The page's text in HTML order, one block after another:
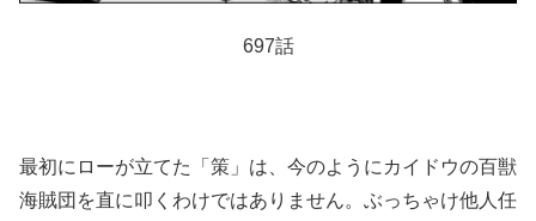
697話
最初にローが立てた「策」は、今のようにカイドウの百獣
海賊団を直に叩くわけではありません。ぶっちゃけ他人任